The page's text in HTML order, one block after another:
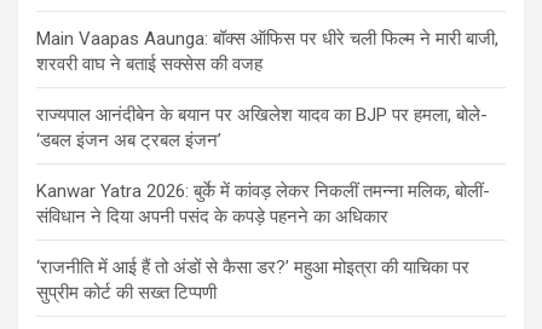
Main Vaapas Aaunga: बॉक्स ऑफिस पर धीरे चली फिल्म ने मारी बाजी,
शरवरी वाघ ने बताई सक्सेस की वजह
राज्यपाल आनंदीबेन के बयान पर अखिलेश यादव का BJP पर हमला, बोले-
‘डबल इंजन अब ट्रबल इंजन’
Kanwar Yatra 2026: बुर्के में कांवड़ लेकर निकलीं तमन्ना मलिक, बोलीं-
संविधान ने दिया अपनी पसंद के कपड़े पहनने का अधिकार
‘राजनीति में आई हैं तो अंडों से कैसा डर?’ महुआ मोइत्रा की याचिका पर
सुप्रीम कोर्ट की सख्त टिप्पणी